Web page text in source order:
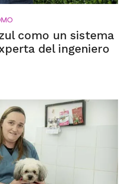
como un sistema
del ingeniero